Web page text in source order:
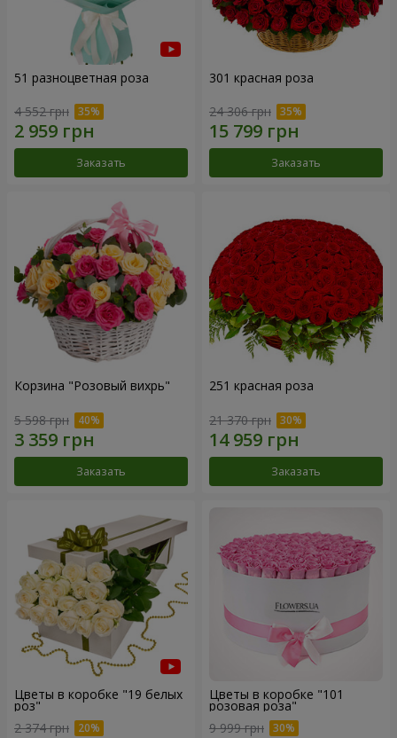
51 разноцветная роза
4 552 грн
Заказать
301 красная роза
24 306 грн
Заказать
Корзина "Розовый вихрь"
5 598 грн
Заказать
251 красная роза
21 370 грн
Заказать
Цветы в коробке "19 белых
роз"
2 374 грн
Цветы в коробке "101
розовая роза"
9 999 грн